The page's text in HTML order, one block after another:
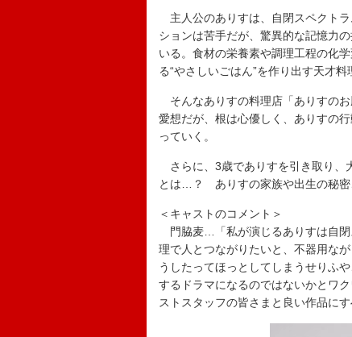
主人公のありすは、自閉スペクト
ションは苦手だが、驚異的な記憶力
いる。食材の栄養素や調理工程の化
る“やさしいごはん”を作り出す天才料
そんなありすの料理店「ありすの
愛想だが、根は心優しく、ありすの
っていく。
さらに、3歳でありすを引き取り、
とは…？ ありすの家族や出生の秘密
＜キャストのコメント＞
門脇麦…「私が演じるありすは自閉
理で人とつながりたいと、不器用な
うしたってほっとしてしまうせりふ
するドラマになるのではないかとワ
ストスタッフの皆さまと良い作品に